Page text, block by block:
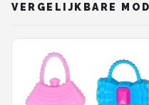
VERGELIJKBARE